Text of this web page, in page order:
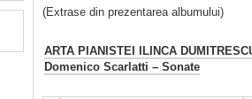
(Extrase din prezentarea albumului)
ARTA PIANISTEI ILINCA
Domenico Scarlatti – Sonate